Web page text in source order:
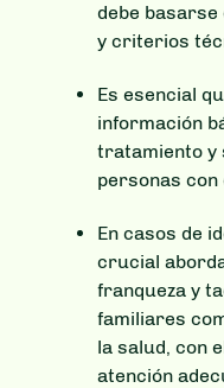
debe basarse
y criterios
Es esencial
información
tratamiento y
personas con
En casos de
crucial
franqueza y
familiares
la salud, con
atención